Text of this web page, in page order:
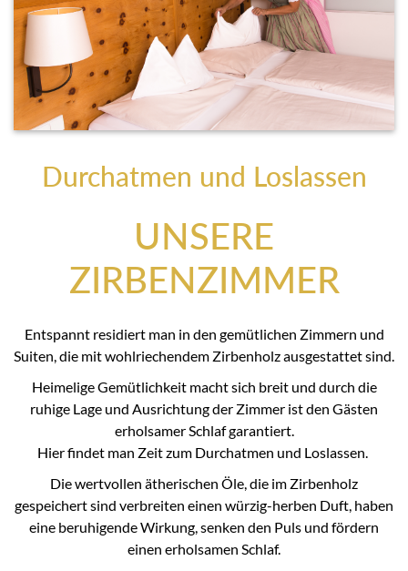
Durchatmen und Loslassen
UNSERE
ZIRBENZIMMER
Entspannt residiert man in den gemütlichen Zimmern und
Suiten, die mit wohlriechendem Zirbenholz ausgestattet sind.
Heimelige Gemütlichkeit macht sich breit und durch die
ruhige Lage und Ausrichtung der Zimmer ist den Gästen
erholsamer Schlaf garantiert.
Hier findet man Zeit zum Durchatmen und Loslassen.
Die wertvollen ätherischen Öle, die im Zirbenholz
gespeichert sind verbreiten einen würzig-herben Duft, haben
eine beruhigende Wirkung, senken den Puls und fördern
einen erholsamen Schlaf.